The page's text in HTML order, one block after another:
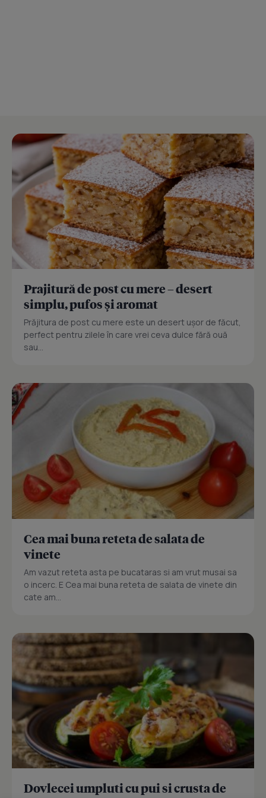
Prajitură de post cu mere – desert
simplu, pufos și aromat
Prăjitura de post cu mere este un desert ușor de făcut,
perfect pentru zilele în care vrei ceva dulce fără ouă
sau...
Cea mai buna reteta de salata de
vinete
Am vazut reteta asta pe bucataras si am vrut musai sa
o incerc. E Cea mai buna reteta de salata de vinete din
cate am...
Dovlecei umpluti cu pui si crusta de